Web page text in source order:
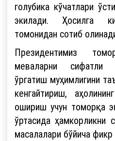
голубика кўчатлари
экилади. Ҳосилга
томонидан сотиб
Президентимиз
меваларни сифатли
ўргатиш муҳимлигини
кенгайтириш,
ошириш учун томорқа
ўртасида ҳамкорликни
масалалари бўйича